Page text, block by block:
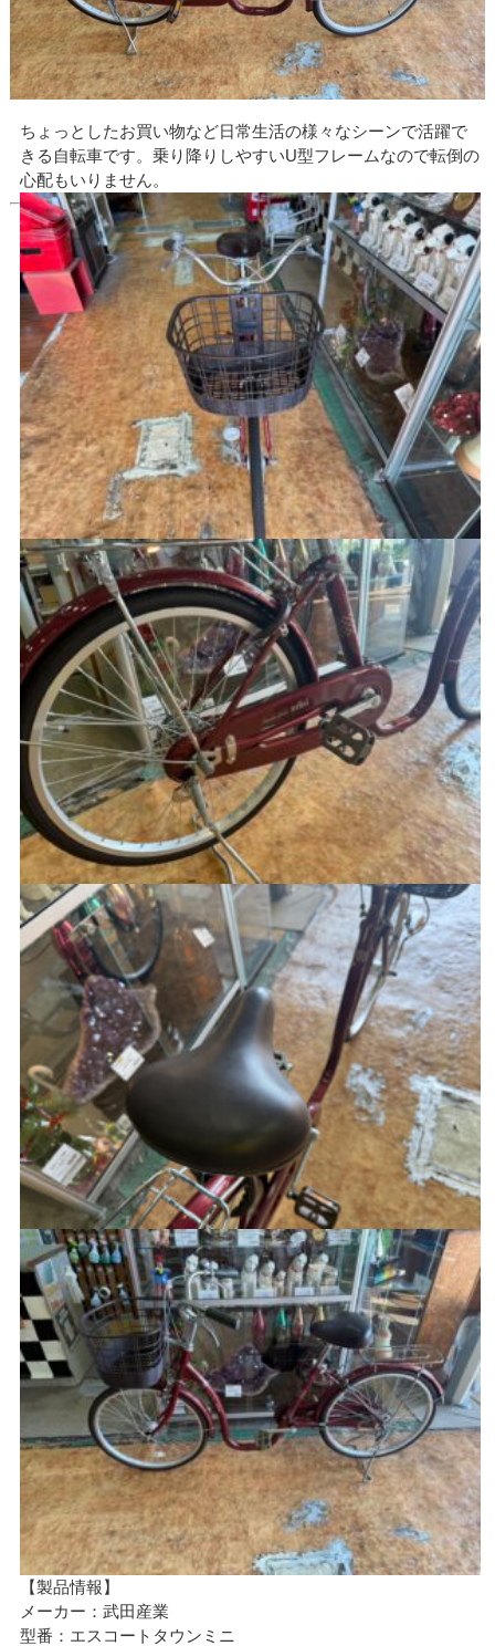
ちょっとしたお買い物など日常生活の様々なシーンで活躍で
きる自転車です。乗り降りしやすいU型フレームなので転倒の
心配もいりません。
【製品情報】
メーカー：武田産業
型番：エスコートタウンミニ